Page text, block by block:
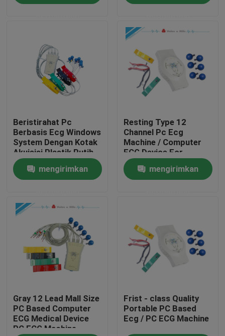
Rumah
Produk
Tur Pabrik
Kontrol kualitas
Hubungi kami
Permintaan Penawaran
Company News
Mesin EKG Nirkabel
Mesin EKG Genggam
Beristirahat Pc
Berbasis Ecg Windows
System Dengan Kotak
Akuisisi Plastik Putih
mengirimkan
Resting Type 12
Channel Pc Ecg
Machine / Computer
ECG Device For
Medical
mengirimkan
Gray 12 Lead Mall Size
PC Based Computer
ECG Medical Device
PC ECG Machine
Frist - class Quality
Portable PC Based
Ecg / PC ECG Machine